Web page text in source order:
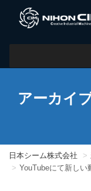
アーカイ
日本シーム株式会社
YouTubeにて新しい